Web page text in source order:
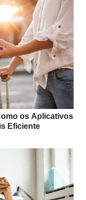
os Aplicativos
Eficiente